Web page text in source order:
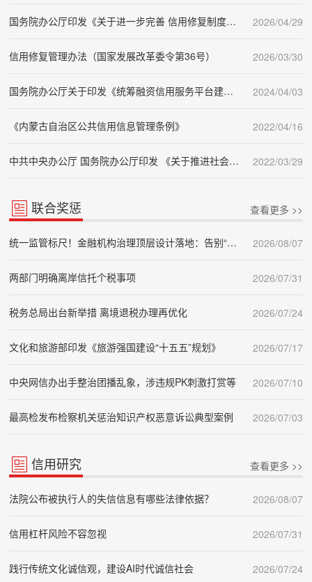
国务院办公厅印发《关于进一步完善 信用修复制度的实施方案》的通知 国办发〔2025〕22号 2026/04/29
信用修复管理办法（国家发展改革委令第36号） 2026/03/30
国务院办公厅关于印发《统筹融资信用服务平台建设提升中小微企业融资便利水平实施方案》的通知 2024/04/03
《内蒙古自治区公共信用信息管理条例》 2022/04/16
中共中央办公厅 国务院办公厅印发 《关于推进社会信用体系建设高质量发展 促进形成新发展格局的意见》 2022/03/29
联合奖惩 查看更多 >>
统一监管标尺！金融机构治理顶层设计落地：告别“治乱”，锚定“长治” 2026/08/07
两部门明确离岸信托个税事项 2026/07/31
税务总局出台新举措 离境退税办理再优化 2026/07/24
文化和旅游部印发《旅游强国建设“十五五”规划》 2026/07/17
中央网信办出手整治团播乱象，涉违规PK刺激打赏等 2026/07/10
最高检发布检察机关惩治知识产权恶意诉讼典型案例 2026/07/03
信用研究 查看更多 >>
法院公布被执行人的失信信息有哪些法律依据？ 2026/08/07
信用杠杆风险不容忽视 2026/07/31
践行传统文化诚信观，建设AI时代诚信社会 2026/07/24